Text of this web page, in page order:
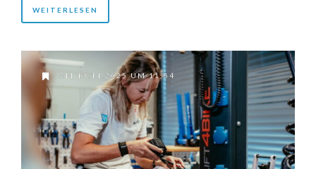
WEITERLESEN
AM 13.11.2025 UM 11:54